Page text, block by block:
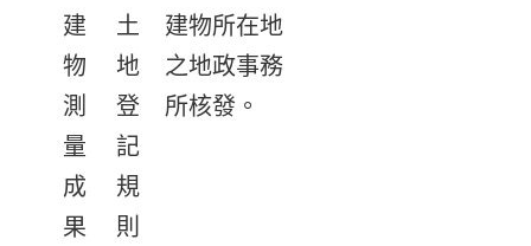
建
物
測
量
成
果
土
地
登
記
規
則
建物所在地
之地政事務
所核發。